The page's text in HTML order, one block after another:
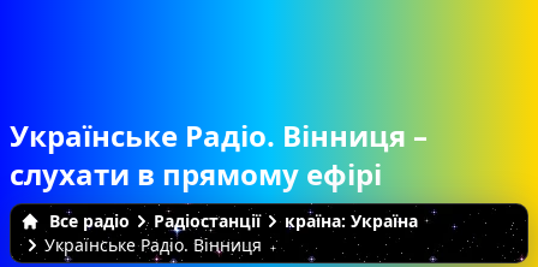
Українське Радіо. Вінниця –
слухати в прямому ефірі
Все радіо Радіостанції
країна: Україна
Українське Радіо. Вінниця